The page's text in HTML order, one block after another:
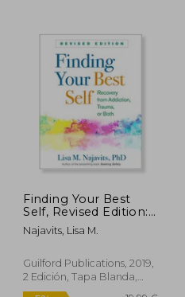
5%
dcto.
Rápido
Finding Your Best
Self, Revised Edition:
Recovery From
Addiction, Trauma, or
Najavits, Lisa M.
Guilford Publications, 2019,
2 Edición, Tapa Blanda,
Nuevo